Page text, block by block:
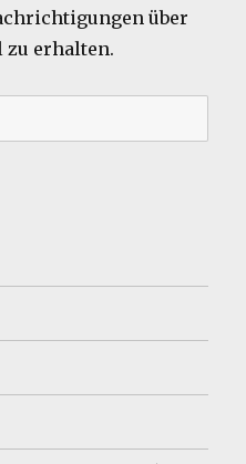
über
zu erhalten.